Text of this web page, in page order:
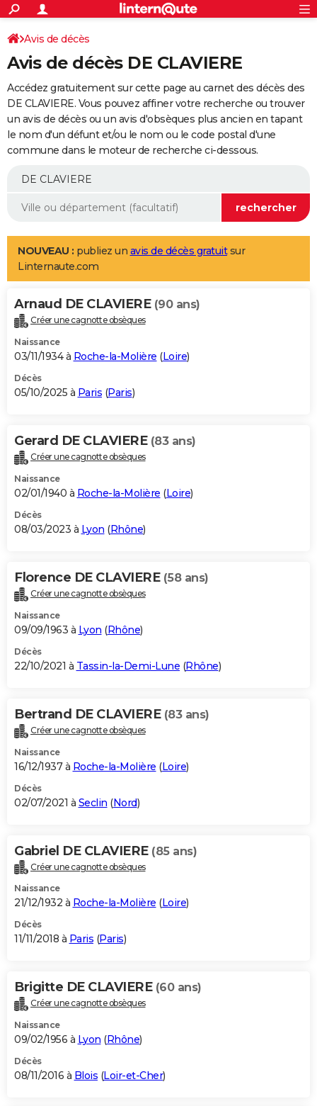
ACTUALITÉS
Politique
Société
Faits Divers
Education
Monde
Villes
+
SPORT
Coupe du monde 2026
Football
Tennis
Cyclisme
Rugby
Forum
Programme TV
TNT
Streaming
Cinéma
Sorties cinéma
Musique
+
FINANCE
Impôts
Immobilier
Risques naturels par ville
Banque
Assurance
Crédit
AUTO
Essais
Réserver un essai
Citadines
Berlines
SUV
Forum auto
+
Mobiles
Meilleur smartphone
Internet
Ordinateurs
Jeux vidéo
Guide high-tech
Aménagement intérieur
LIFESTYLE
Art de vivre
Bien-être
Loisirs
Mode
Modes de vie
Alimentation
Guide de la santé
Maladies
Médicaments
Sommeil
VOYAGE
Destinations
City break
Voyage nature
Voyage de noces
Forum
Climat
+PHOTO
GUIDES D'ACHAT
BONS PLANS
Carte de Noël
Carte Bonne année
Carte Saint-Valentin
Carte Pâques
Carte d'anniversaire
DICTIONNAIRE
Dictionnaire
Biographies
Citations
Expressions
Proverbes
PROGRAMME TV
S'inscrire
Se connecter
Lycées
Collèges
Primaires
Universités
Entreprises
Service militaire
Avis de recherche
AVIS DE DÉCÈS
Bricolage
Lifestyle
Culture
Sport
Auto
Television
Voyage
Cinema
Avis de décès
Avis de décès DE CLAVIERE
Accédez gratuitement sur cette page au carnet des décès des
DE CLAVIERE. Vous pouvez affiner votre recherche ou trouver
un avis de décès ou un avis d'obsèques plus ancien en tapant
le nom d'un défunt et/ou le nom ou le code postal d'une
commune dans le moteur de recherche ci-dessous.
NOUVEAU : publiez un avis de décès gratuitsur
Linternaute.com
Arnaud DE CLAVIERE (90 ans)
Créer une cagnotte obsèques
Naissance
03/11/1934 à Roche-la-Molière (Loire)
Décès
05/10/2025 à Paris (Paris)
Gerard DE CLAVIERE (83 ans)
Créer une cagnotte obsèques
Naissance
02/01/1940 à Roche-la-Molière (Loire)
Décès
08/03/2023 à Lyon (Rhône)
Florence DE CLAVIERE (58 ans)
Créer une cagnotte obsèques
Naissance
09/09/1963 à Lyon (Rhône)
Décès
22/10/2021 à Tassin-la-Demi-Lune (Rhône)
Bertrand DE CLAVIERE (83 ans)
Créer une cagnotte obsèques
Naissance
16/12/1937 à Roche-la-Molière (Loire)
Décès
02/07/2021 à Seclin (Nord)
Gabriel DE CLAVIERE (85 ans)
Créer une cagnotte obsèques
Naissance
21/12/1932 à Roche-la-Molière (Loire)
Décès
11/11/2018 à Paris (Paris)
Brigitte DE CLAVIERE (60 ans)
Créer une cagnotte obsèques
Naissance
09/02/1956 à Lyon (Rhône)
Décès
08/11/2016 à Blois (Loir-et-Cher)